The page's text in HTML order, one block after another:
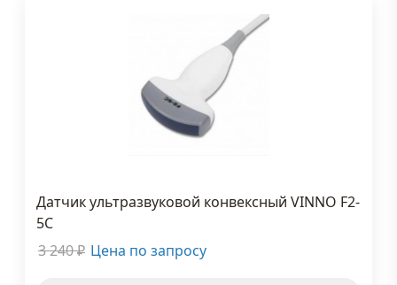
Датчик ультразвуковой конвексный VINNO F2-
5C
3 240₽ Цена по запросу